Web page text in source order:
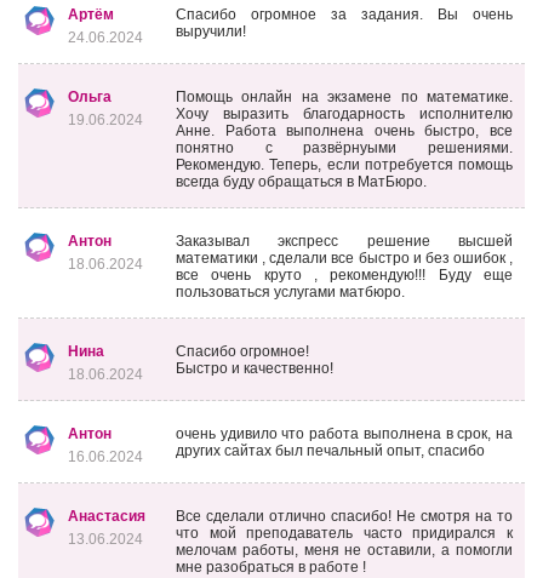
Артём
24.06.2024
Спасибо огромное за задания. Вы очень
выручили!
Ольга
19.06.2024
Помощь онлайн на экзамене по математике.
Хочу выразить благодарность исполнителю
Анне. Работа выполнена очень быстро, все
понятно с развёрнуыми решениями.
Рекомендую. Теперь, если потребуется помощь
всегда буду обращаться в МатБюро.
Антон
18.06.2024
Заказывал экспресс решение высшей
математики , сделали все быстро и без ошибок ,
все очень круто , рекомендую!!! Буду еще
пользоваться услугами матбюро.
Нина
18.06.2024
Спасибо огромное!
Быстро и качественно!
Антон
16.06.2024
очень удивило что работа выполнена в срок, на
других сайтах был печальный опыт, спасибо
Анастасия
13.06.2024
Все сделали отлично спасибо! Не смотря на то
что мой преподаватель часто придирался к
мелочам работы, меня не оставили, а помогли
мне разобраться в работе !